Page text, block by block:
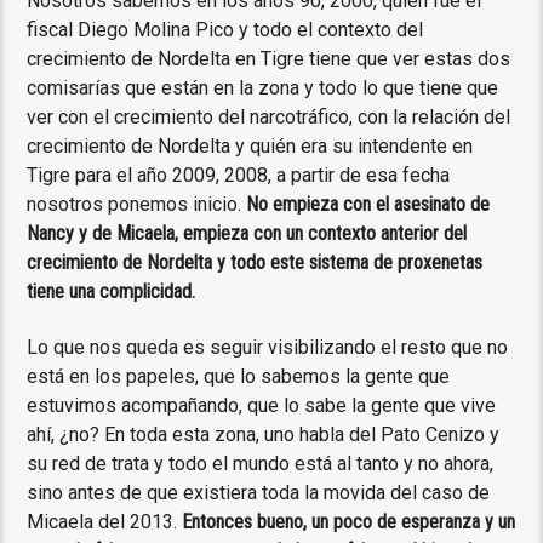
fiscal Diego Molina Pico y todo el contexto del
crecimiento de Nordelta en Tigre tiene que ver estas dos
comisarías que están en la zona y todo lo que tiene que
ver con el crecimiento del narcotráfico, con la relación del
crecimiento de Nordelta y quién era su intendente en
Tigre para el año 2009, 2008, a partir de esa fecha
nosotros ponemos inicio. No empieza con el asesinato de
Nancy y de Micaela, empieza con un contexto anterior del
crecimiento de Nordelta y todo este sistema de proxenetas
tiene una complicidad.
Lo que nos queda es seguir visibilizando el resto que no
está en los papeles, que lo sabemos la gente que
estuvimos acompañando, que lo sabe la gente que vive
ahí, ¿no? En toda esta zona, uno habla del Pato Cenizo y
su red de trata y todo el mundo está al tanto y no ahora,
sino antes de que existiera toda la movida del caso de
Micaela del 2013. Entonces bueno, un poco de esperanza y un